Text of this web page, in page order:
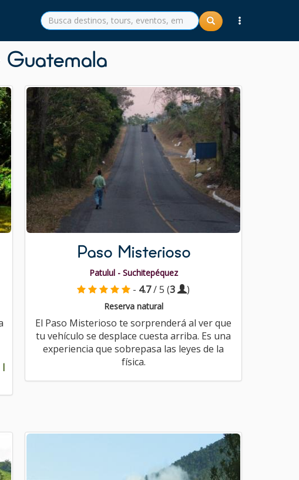
Guatemala
|
Paso Misterioso
Patulul - Suchitepéquez
- 4.7/ 5 (3 )
Reserva natural
El Paso Misterioso te sorprenderá al ver que
tu vehículo se desplace cuesta arriba. Es una
experiencia que sobrepasa las leyes de la
física.